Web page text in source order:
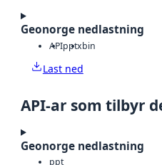
Geonorge nedlastning
APIpptxbin
Last ned
API-ar som tilbyr
Geonorge nedlastning
ppt